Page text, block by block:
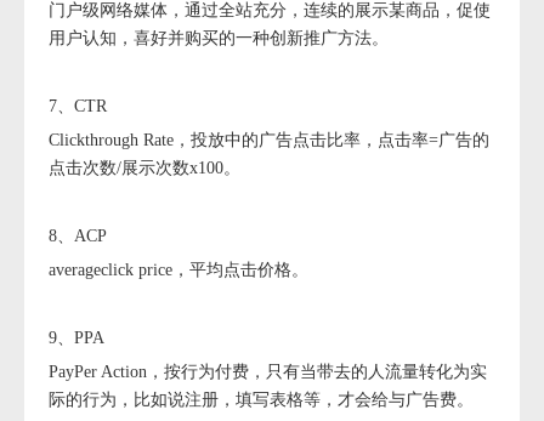
门户级网络媒体，通过全站充分，连续的展示某商品，促使
用户认知，喜好并购买的一种创新推广方法。
7、CTR
Clickthrough Rate，投放中的广告点击比率，点击率=广告的
点击次数/展示次数x100。
8、ACP
averageclick price，平均点击价格。
9、PPA
PayPer Action，按行为付费，只有当带去的人流量转化为实
际的行为，比如说注册，填写表格等，才会给与广告费。